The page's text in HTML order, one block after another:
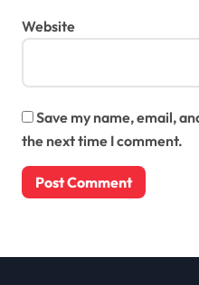
Website
Save my name, email,
the next time I comment.